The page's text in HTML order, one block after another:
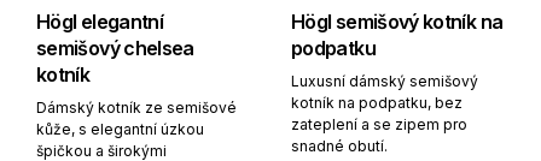
Högl elegantní
semišový chelsea
kotník
Dámský kotník ze semišové
kůže, s elegantní úzkou
špičkou a širokými
Högl semišový kotník na
podpatku
Luxusní dámský semišový
kotník na podpatku, bez
zateplení a se zipem pro
snadné obutí.